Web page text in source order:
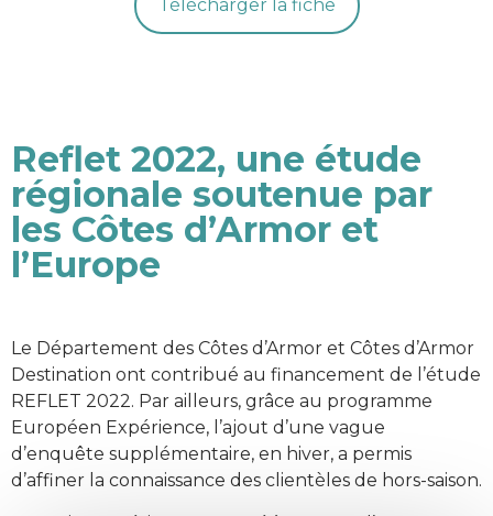
Télécharger la fiche
Reflet 2022, une étude
régionale soutenue par
les Côtes d’Armor et
l’Europe
Le Département des Côtes d’Armor et Côtes d’Armor
Destination ont contribué au financement de l’étude
REFLET 2022. Par ailleurs, grâce au programme
Européen Expérience, l’ajout d’une vague
d’enquête supplémentaire, en hiver, a permis
d’affiner la connaissance des clientèles de hors-saison.